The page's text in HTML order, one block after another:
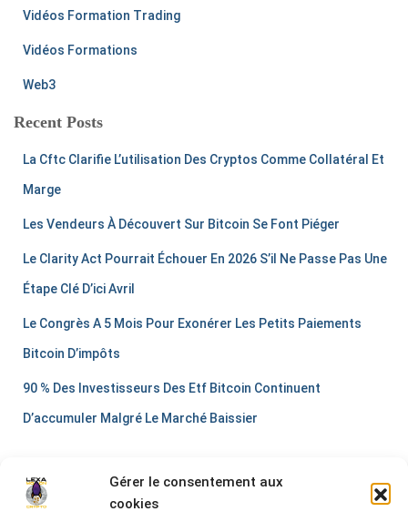
Gérer le consentement aux
cookies
Vidéos Formation Trading
Vidéos Formations
Web3
Recent Posts
La Cftc Clarifie L’utilisation Des Cryptos Comme Collatéral Et
Marge
Les Vendeurs À Découvert Sur Bitcoin Se Font Piéger
Le Clarity Act Pourrait Échouer En 2026 S’il Ne Passe Pas Une
Étape Clé D’ici Avril
Le Congrès A 5 Mois Pour Exonérer Les Petits Paiements
Bitcoin D’impôts
90 % Des Investisseurs Des Etf Bitcoin Continuent
D’accumuler Malgré Le Marché Baissier